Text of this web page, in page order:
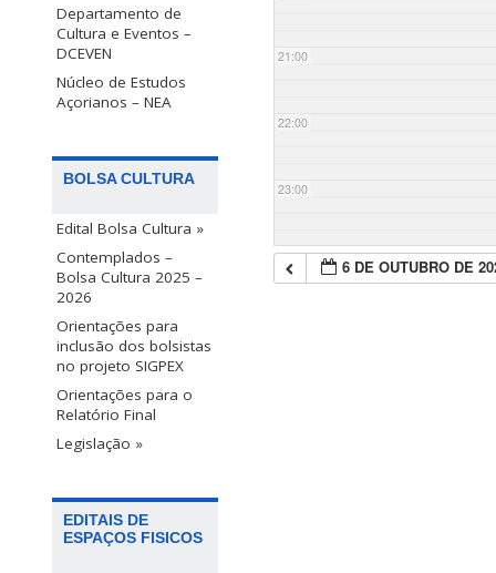
Departamento de
Cultura e Eventos –
DCEVEN
Núcleo de Estudos
Açorianos – NEA
BOLSA CULTURA
Edital Bolsa Cultura »
Contemplados –
Bolsa Cultura 2025 –
2026
Orientações para
inclusão dos bolsistas
no projeto SIGPEX
Orientações para o
Relatório Final
Legislação »
EDITAIS DE
ESPAÇOS FISICOS
21:00
22:00
23:00
6 DE OUTUBRO DE